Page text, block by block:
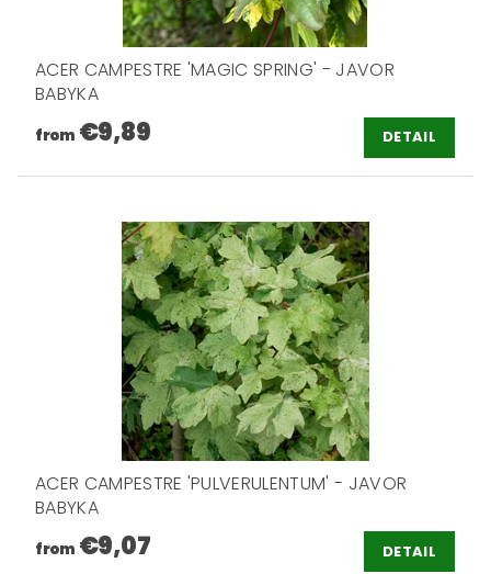
ACER CAMPESTRE 'MAGIC SPRING' - JAVOR
BABYKA
from €9,89 DETAIL
ACER CAMPESTRE 'PULVERULENTUM' - JAVOR
BABYKA
from €9,07 DETAIL